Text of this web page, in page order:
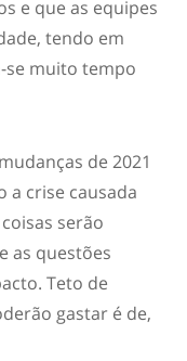
e que as equipes
tendo em
se muito tempo
de 2021
a crise causada
serão
as questões
Teto de
gastar é de,